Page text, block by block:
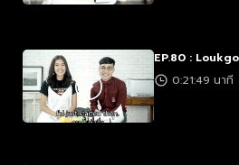
EP.80 :
0:21:49 นาที